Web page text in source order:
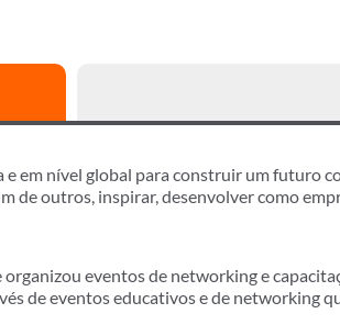
em nível global para construir um
de outros, inspirar, desenvolver como
eventos de networking e
de eventos educativos e de networking